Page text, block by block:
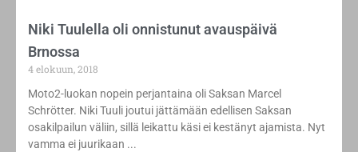
Niki Tuulella oli onnistunut avauspäivä
Brnossa
4 elokuun, 2018
Moto2-luokan nopein perjantaina oli Saksan Marcel
Schrötter. Niki Tuuli joutui jättämään edellisen Saksan
osakilpailun väliin, sillä leikattu käsi ei kestänyt ajamista. Nyt
vamma ei juurikaan